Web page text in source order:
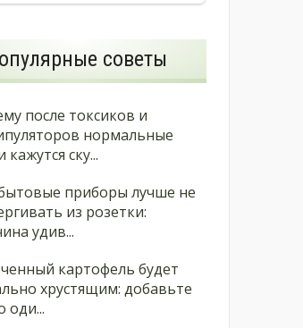
советы
после токсиков и
нормальные
ску...
приборы лучше не
из розетки:
удив...
картофель будет
хрустящим: добавьте
оди...